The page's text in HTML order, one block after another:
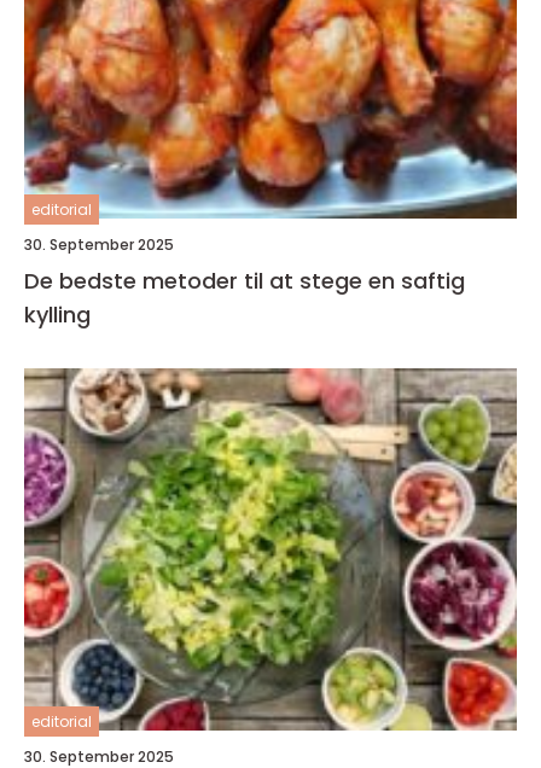
editorial
30. September 2025
De bedste metoder til at stege en saftig
kylling
editorial
30. September 2025